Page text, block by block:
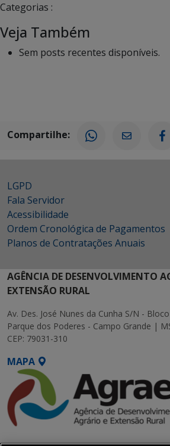
Categorias :
Veja Também
Sem posts recentes disponíveis.
Compartilhe:
LGPD
Fala Servidor
Acessibilidade
Ordem Cronológica de Pagamentos
Planos de Contratações Anuais
AGÊNCIA DE DESENVOLVIMENTO
EXTENSÃO RURAL
Av. Des. José Nunes da Cunha S/N -
Parque dos Poderes - Campo Grande |
CEP: 79031-310
MAPA